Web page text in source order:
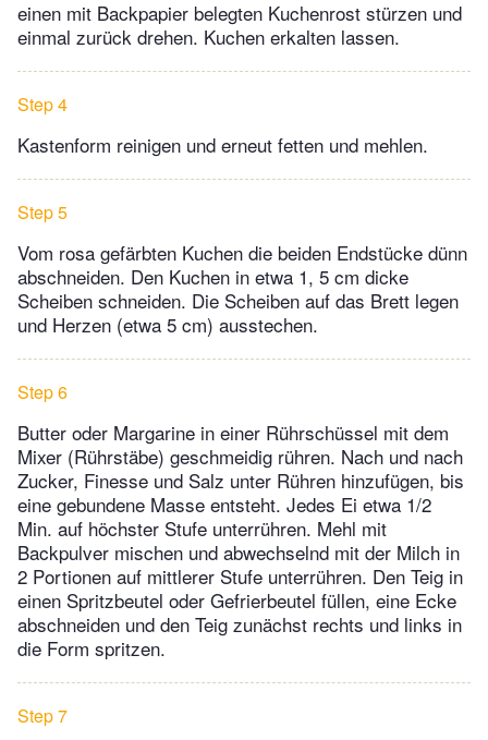
einen mit Backpapier belegten Kuchenrost stürzen und
einmal zurück drehen. Kuchen erkalten lassen.
Step 4
Kastenform reinigen und erneut fetten und mehlen.
Step 5
Vom rosa gefärbten Kuchen die beiden Endstücke dünn
abschneiden. Den Kuchen in etwa 1, 5 cm dicke
Scheiben schneiden. Die Scheiben auf das Brett legen
und Herzen (etwa 5 cm) ausstechen.
Step 6
Butter oder Margarine in einer Rührschüssel mit dem
Mixer (Rührstäbe) geschmeidig rühren. Nach und nach
Zucker, Finesse und Salz unter Rühren hinzufügen, bis
eine gebundene Masse entsteht. Jedes Ei etwa 1/2
Min. auf höchster Stufe unterrühren. Mehl mit
Backpulver mischen und abwechselnd mit der Milch in
2 Portionen auf mittlerer Stufe unterrühren. Den Teig in
einen Spritzbeutel oder Gefrierbeutel füllen, eine Ecke
abschneiden und den Teig zunächst rechts und links in
die Form spritzen.
Step 7